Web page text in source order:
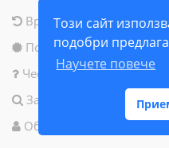
Този сайт
подобри
Научете повече
Връщане на продукт
Политика за бисквитки
Често задавани въпроси
Запитване за продукт
Общи условия за